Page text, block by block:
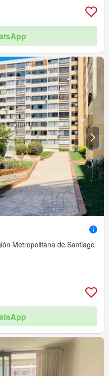
Metropolitana de Santiago